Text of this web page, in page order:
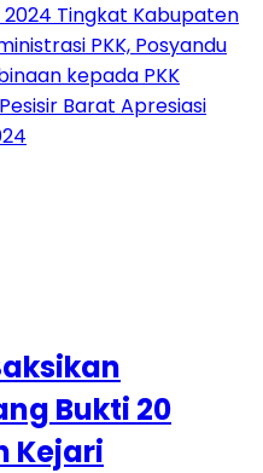
Tingkat Kabupaten
PKK, Posyandu
kepada PKK
Barat Apresiasi
Bukti 20
Kejari